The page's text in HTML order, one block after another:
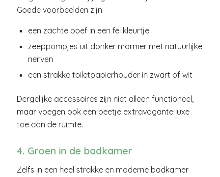
Goede voorbeelden zijn:
een zachte poef in een fel kleurtje
zeeppompjes uit donker marmer met natuurlijke
nerven
een strakke toiletpapierhouder in zwart of wit
Dergelijke accessoires zijn niet alleen functioneel,
maar voegen ook een beetje extravagante luxe
toe aan de ruimte.
4. Groen in de badkamer
Zelfs in een heel strakke en moderne badkamer